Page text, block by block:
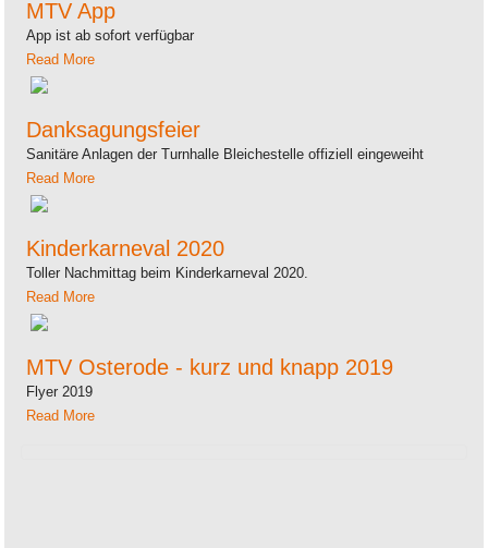
MTV App
App ist ab sofort verfügbar
Read More
Danksagungsfeier
Sanitäre Anlagen der Turnhalle Bleichestelle offiziell eingeweiht
Read More
Kinderkarneval 2020
Toller Nachmittag beim Kinderkarneval 2020.
Read More
MTV Osterode - kurz und knapp 2019
Flyer 2019
Read More